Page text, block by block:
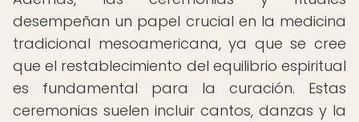
desempeñan un papel crucial en la medicina
tradicional mesoamericana, ya que se cree
que el restablecimiento del equilibrio espiritual
es fundamental para la curación. Estas
ceremonias suelen incluir cantos, danzas y la